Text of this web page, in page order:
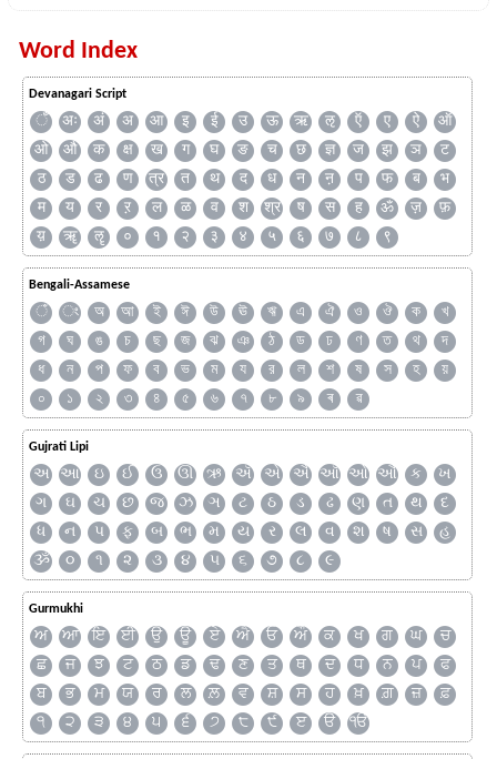
Word Index
Devanagari Script
ँ अः अं अ आ इ ई उ ऊ ऋ ऌ ऍ ए ऐ
ऑ
ओ
औ क क्ष ख ग घ ङ च छ ज्ञ ज झ ञ
ट
ठ
ड ढ ण त्र त थ द ध न ऩ प फ ब
भ
म
य र ऱ ल ळ व श श्र ष स ह ॐ ज़
फ़
य़
ॠ ॡ ० १ २ ३ ४ ५ ६ ७ ८ ९
Bengali-Assamese
ঁ ং অ আ ই ঈ উ ঊ ঋ এ ঐ ও ঔ ক
খ
গ
ঘ ঙ চ ছ জ ঝ ঞ ঠ ড ঢ ণ ত থ
দ
ধ
ন প ফ ব ভ ম য র ল শ ষ স হ
য়
০
১ ২ ৩ ৪ ৫ ৬ ৭ ৮ ৯ ৰ ৱ
Gujrati Lipi
અ આ ઇ ઈ ઉ ઊ ઋ ઍ એ ઐ ઑ ઓ ઔ ક
ખ
ગ
ઘ ચ છ જ ઝ ઞ ટ ઠ ડ ઢ ણ ત થ
દ
ધ
ન પ ફ બ ભ મ ય ર લ વ શ ષ સ
હ
ૐ
૦ ૧ ૨ ૩ ૪ ૫ ૬ ૭ ૮ ૯
Gurmukhi
ਅ ਆ ਇ ਈ ਉ ਊ ਏ ਐ ਓ ਔ ਕ ਖ ਗ ਘ
ਚ
ਛ
ਜ ਝ ਟ ਠ ਡ ਢ ਣ ਤ ਥ ਦ ਧ ਨ ਪ
ਫ
ਬ
ਭ ਮ ਯ ਰ ਲ ਲ਼ ਵ ਸ਼ ਸ ਹ ਖ਼ ਗ਼ ਜ਼
ਫ਼
੧
੨ ੩ ੪ ੫ ੬ ੭ ੮ ੯ ੲ ੳ ੴ